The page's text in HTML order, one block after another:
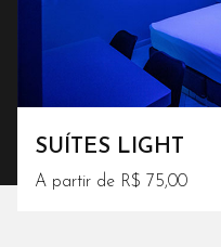
SUÍTES LIGHT
A partir de R$ 75,00